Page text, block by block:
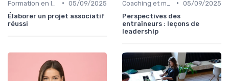
• 05/09/2025
Élaborer un projet associatif
réussi
• 05/09/2025
Perspectives des
entraîneurs : leçons de
leadership